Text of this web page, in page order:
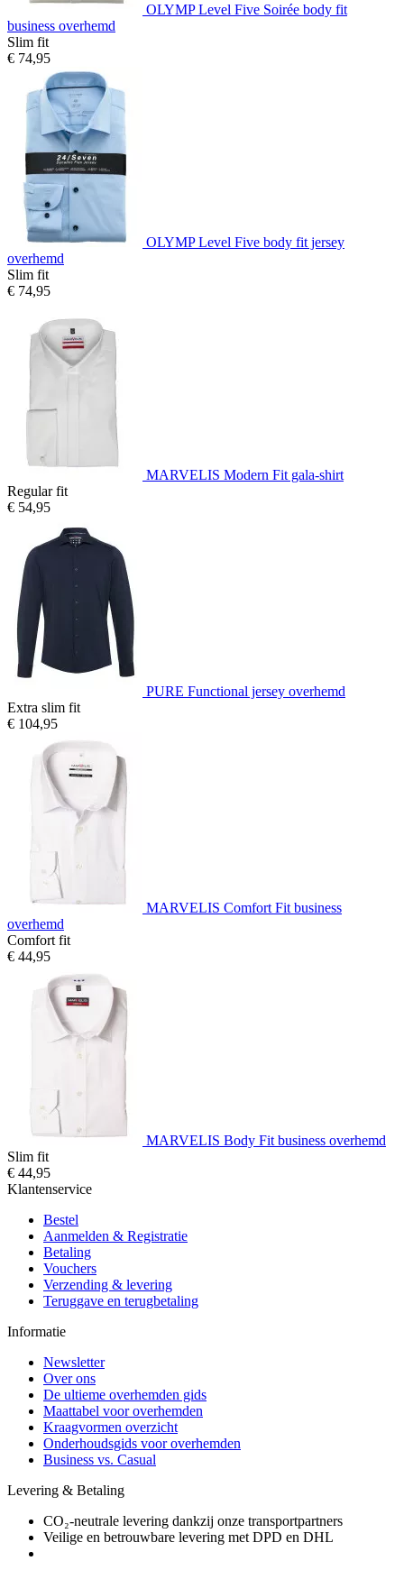
OLYMP Level Five Soirée body fit
business overhemd
Slim fit
€ 74,95
OLYMP Level Five body fit jersey
overhemd
Slim fit
€ 74,95
MARVELIS Modern Fit gala-shirt
Regular fit
€ 54,95
PURE Functional jersey overhemd
Extra slim fit
€ 104,95
MARVELIS Comfort Fit business
overhemd
Comfort fit
€ 44,95
MARVELIS Body Fit business overhemd
Slim fit
€ 44,95
Klantenservice
Bestel
Aanmelden & Registratie
Betaling
Vouchers
Verzending & levering
Teruggave en terugbetaling
Informatie
Newsletter
Over ons
De ultieme overhemden gids
Maattabel voor overhemden
Kraagvormen overzicht
Onderhoudsgids voor overhemden
Business vs. Casual
Levering & Betaling
CO₂-neutrale levering dankzij onze transportpartners
Veilige en betrouwbare levering met DPD en DHL